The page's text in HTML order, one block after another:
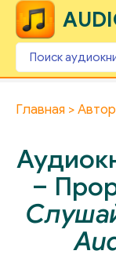
Главная
–